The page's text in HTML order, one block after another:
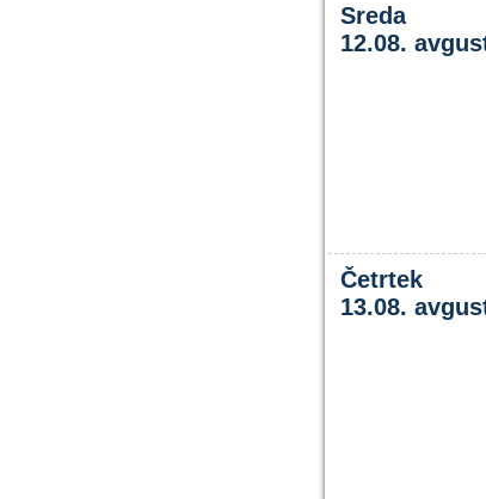
Sreda
12.08.
Četrtek
13.08.